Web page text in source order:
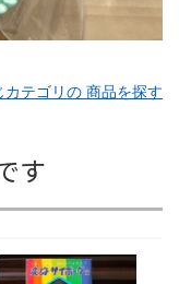
カテゴリの 商品を探す
す